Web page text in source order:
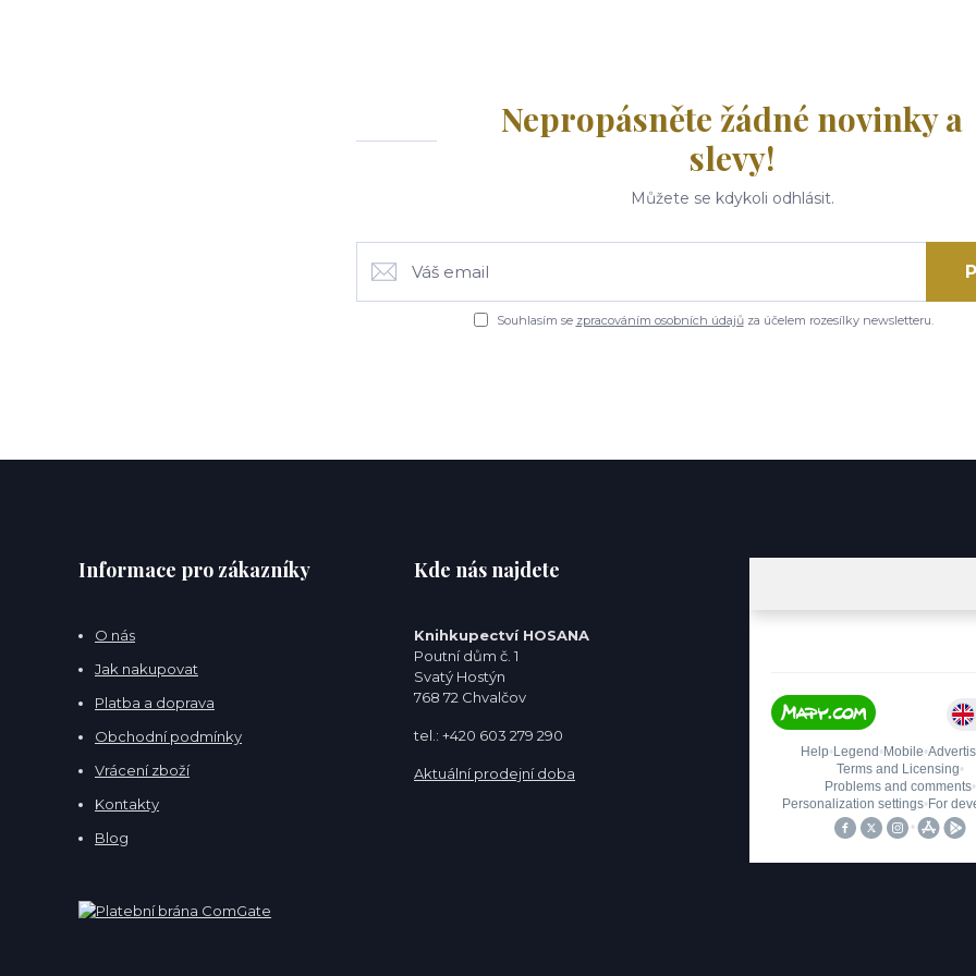
Nepropásněte žádné novinky a
slevy!
Můžete se kdykoli odhlásit.
Souhlasím se zpracováním osobních údajůza účelem rozesílky newsletteru.
Informace pro zákazníky
O nás
Jak nakupovat
Platba a doprava
Obchodní podmínky
Vrácení zboží
Kontakty
Blog
Kde nás najdete
Knihkupectví HOSANA
Poutní dům č. 1
Svatý Hostýn
768 72 Chvalčov
tel.: +420 603 279 290
Aktuální prodejní doba